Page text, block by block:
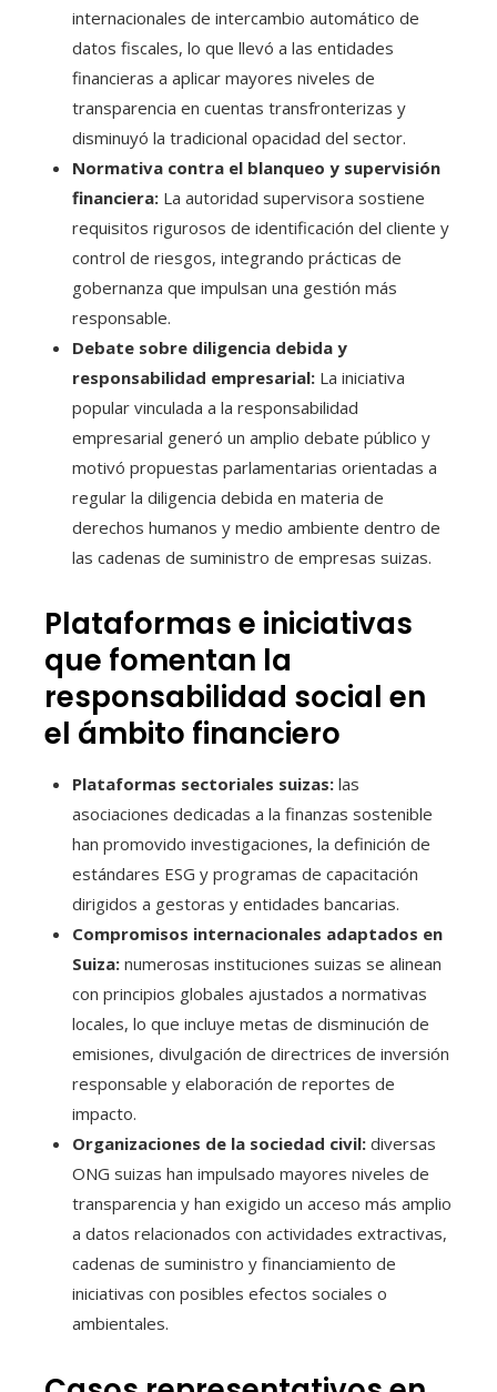
internacionales de intercambio automático de
datos fiscales, lo que llevó a las entidades
financieras a aplicar mayores niveles de
transparencia en cuentas transfronterizas y
disminuyó la tradicional opacidad del sector.
Normativa contra el blanqueo y supervisión
financiera: La autoridad supervisora sostiene
requisitos rigurosos de identificación del cliente y
control de riesgos, integrando prácticas de
gobernanza que impulsan una gestión más
responsable.
Debate sobre diligencia debida y
responsabilidad empresarial: La iniciativa
popular vinculada a la responsabilidad
empresarial generó un amplio debate público y
motivó propuestas parlamentarias orientadas a
regular la diligencia debida en materia de
derechos humanos y medio ambiente dentro de
las cadenas de suministro de empresas suizas.
Plataformas e iniciativas
que fomentan la
responsabilidad social en
el ámbito financiero
Plataformas sectoriales suizas: las
asociaciones dedicadas a la finanzas sostenible
han promovido investigaciones, la definición de
estándares ESG y programas de capacitación
dirigidos a gestoras y entidades bancarias.
Compromisos internacionales adaptados en
Suiza: numerosas instituciones suizas se alinean
con principios globales ajustados a normativas
locales, lo que incluye metas de disminución de
emisiones, divulgación de directrices de inversión
responsable y elaboración de reportes de
impacto.
Organizaciones de la sociedad civil: diversas
ONG suizas han impulsado mayores niveles de
transparencia y han exigido un acceso más amplio
a datos relacionados con actividades extractivas,
cadenas de suministro y financiamiento de
iniciativas con posibles efectos sociales o
ambientales.